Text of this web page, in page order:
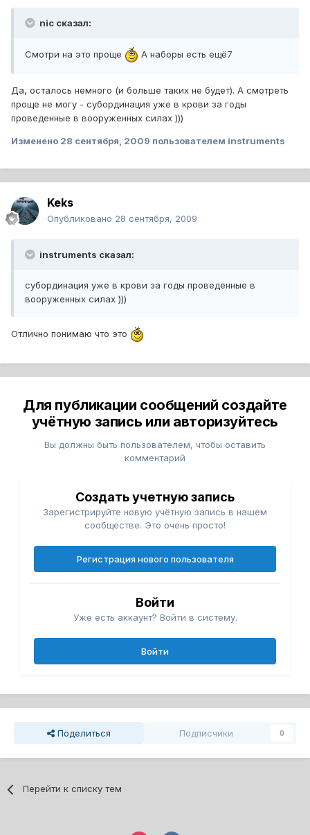
nic сказал:
Смотри на это проще А наборы есть ещё7
Да, осталось немного (и больше таких не будет). А смотреть
проще не могу - субординация уже в крови за годы
проведенные в вооруженных силах )))
Изменено 28 сентября, 2009 пользователем instruments
Keks
Опубликовано 28 сентября, 2009
instruments сказал:
субординация уже в крови за годы проведенные в
вооруженных силах )))
Отлично понимаю что это
Для публикации сообщений создайте
учётную запись или авторизуйтесь
Вы должны быть пользователем, чтобы оставить
комментарий
Создать учетную запись
Зарегистрируйте новую учётную запись в нашем
сообществе. Это очень просто!
Регистрация нового пользователя
Войти
Уже есть аккаунт? Войти в систему.
Войти
Поделиться Подписчики 0
Перейти к списку тем